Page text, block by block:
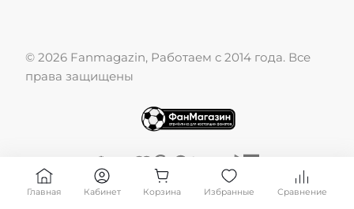
Публичная оферта
© 2026 Fanmagazin, Работаем с 2014 года. Все
права защищены
Главная Кабинет Корзина Избранные Сравнение